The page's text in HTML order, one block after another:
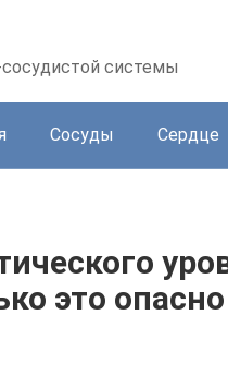
системы
Сосуды Сердце
это